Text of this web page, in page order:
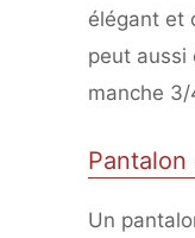
élégant et
peut aussi
manche 3/
Un